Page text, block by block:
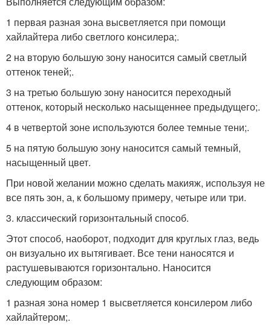
1 первая разная зона высветляется при помощи
хайлайтера либо светлого консилера;.
2 на вторую большую зону наносится самый светлый
оттенок теней;.
3 на третью большую зону наносится переходный
оттенок, который несколько насыщеннее предыдущего;.
4 в четвертой зоне используются более темные тени;.
5 на пятую большую зону наносится самый темный,
насыщенный цвет.
При новой желании можно сделать макияж, используя не
все пять зон, а, к большому примеру, четыре или три.
3. классический горизонтальный способ.
Этот способ, наоборот, подходит для круглых глаз, ведь
он визуально их вытягивает. Все тени наносятся и
растушевываются горизонтально. Наносится
следующим образом:
1 разная зона номер 1 высветляется консилером либо
хайлайтером;.